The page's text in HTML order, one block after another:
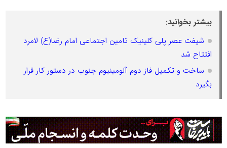
بیشتر بخوانید:
شیفت عصر پلی کلینیک تامین اجتماعی امام رضا(ع) لامرد
افتتاح شد
ساخت و تکمیل فاز دوم آلومینیوم جنوب در دستور کار قرار
بگیرد